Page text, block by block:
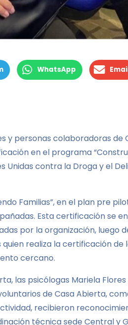
WhatsApp
y personas colaboradoras de
en el programa
contra la Droga y el
Familias”, en el plan pre
Esta certificación se
por la organización, luego
realiza la certificación de
cercano.
las psicólogas Mariela
de Casa Abierta,
recibieron
técnica sede Central y